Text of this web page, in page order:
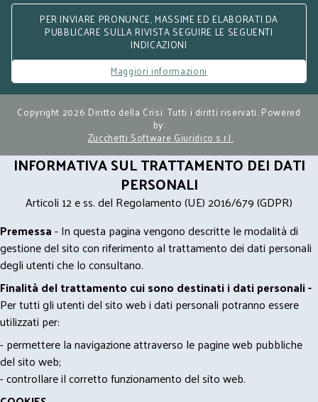
PER INVIARE PRONUNCE, MASSIME ED ELABORATI DA
PUBBLICARE SULLA RIVISTA SEGUIRE LE SEGUENTI
INDICAZIONI
Maggiori informazioni
Copyright 2026 Diritto della Crisi. Tutti i diritti riservati. Powered
by:
Zucchetti Software Giuridico s.r.l.
INFORMATIVA SUL TRATTAMENTO DEI DATI
PERSONALI
Articoli 12 e ss. del Regolamento (UE) 2016/679 (GDPR)
Premessa- In questa pagina vengono descritte le modalità di
gestione del sito con riferimento al trattamento dei dati personali
degli utenti che lo consultano.
Finalità del trattamento cui sono destinati i dati personali -
Per tutti gli utenti del sito web i dati personali potranno essere
utilizzati per:
- permettere la navigazione attraverso le pagine web pubbliche
del sito web;
- controllare il corretto funzionamento del sito web.